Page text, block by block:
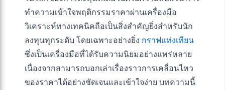
ทำความเข้าใจพฤติกรรมราคาผ่านเครื่องมือ
วิเคราะห์ทางเทคนิคถือเป็นสิ่งสำคัญยิ่งสำหรับนัก
ลงทุนทุกระดับ โดยเฉพาะอย่างยิ่ง กราฟแท่งเทียน
ซึ่งเป็นเครื่องมือที่ได้รับความนิยมอย่างแพร่หลาย
เนื่องจากสามารถบอกเล่าเรื่องราวการเคลื่อนไหว
ของราคาได้อย่างชัดเจนและเข้าใจง่าย บทความนี้